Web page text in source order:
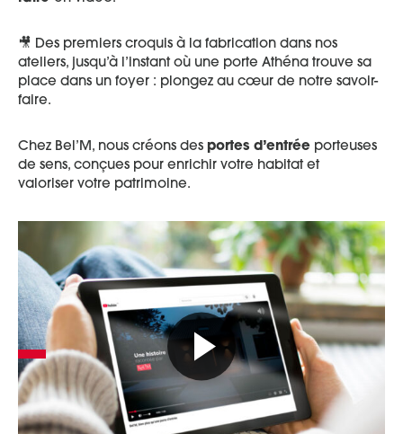
🎥 Des premiers croquis à la fabrication dans nos
ateliers, jusqu’à l’instant où une porte Athéna trouve sa
place dans un foyer : plongez au cœur de notre savoir-
faire.
Chez Bel’M, nous créons des portes d’entrée porteuses
de sens, conçues pour enrichir votre habitat et
valoriser votre patrimoine.